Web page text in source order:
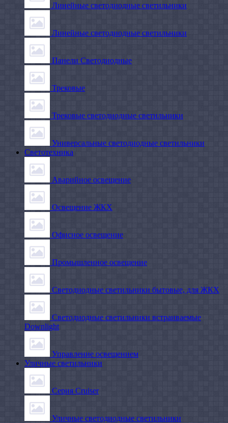
Линейные светодиодные светильники
Линейные светодиодные светильники
Панели Светодиодные
Трековые
Трековые светодиодные светильники
Универсальные светодиодные светильники
Светотехника
Аварийное освещение
Освещение ЖКХ
Офисное освещение
Промышленное освещение
Светодиодные светильники бытовые, для ЖКХ
Светодиодные светильники встраиваемые
Downlight
Управление освещением
Уличные светильники
Серия Cruiser
Уличные светодиодные светильники